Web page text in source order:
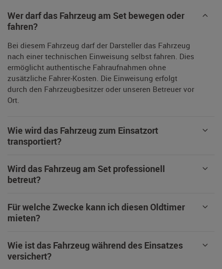
Wer darf das Fahrzeug am Set bewegen oder
fahren?
Bei diesem Fahrzeug darf der Darsteller das Fahrzeug
nach einer technischen Einweisung selbst fahren. Dies
ermöglicht authentische Fahraufnahmen ohne
zusätzliche Fahrer-Kosten. Die Einweisung erfolgt
durch den Fahrzeugbesitzer oder unseren Betreuer vor
Ort.
Wie wird das Fahrzeug zum Einsatzort
transportiert?
Wird das Fahrzeug am Set professionell
betreut?
Für welche Zwecke kann ich diesen Oldtimer
mieten?
Wie ist das Fahrzeug während des Einsatzes
versichert?